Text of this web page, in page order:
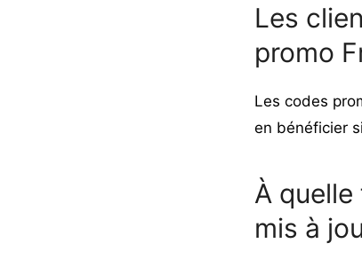
Les
promo
Les codes
en bénéficier
À
mis à